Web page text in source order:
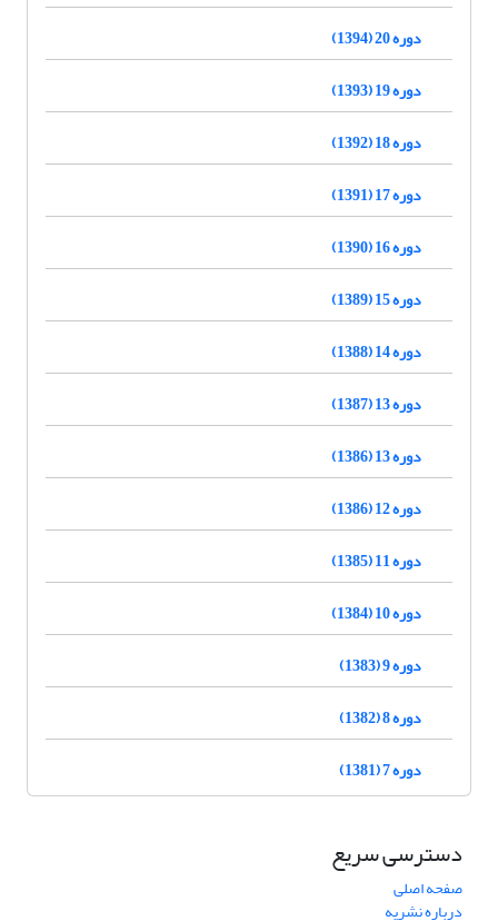
دوره 20 (1394)
دوره 19 (1393)
دوره 18 (1392)
دوره 17 (1391)
دوره 16 (1390)
دوره 15 (1389)
دوره 14 (1388)
دوره 13 (1387)
دوره 13 (1386)
دوره 12 (1386)
دوره 11 (1385)
دوره 10 (1384)
دوره 9 (1383)
دوره 8 (1382)
دوره 7 (1381)
دسترسی سریع
صفحه اصلی
درباره نشریه